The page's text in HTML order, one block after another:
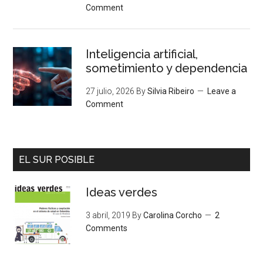
Comment
Inteligencia artificial,
sometimiento y dependencia
27 julio, 2026 BySilvia Ribeiro
Leave a
Comment
EL SUR POSIBLE
Ideas verdes
3 abril, 2019 ByCarolina Corcho
2
Comments